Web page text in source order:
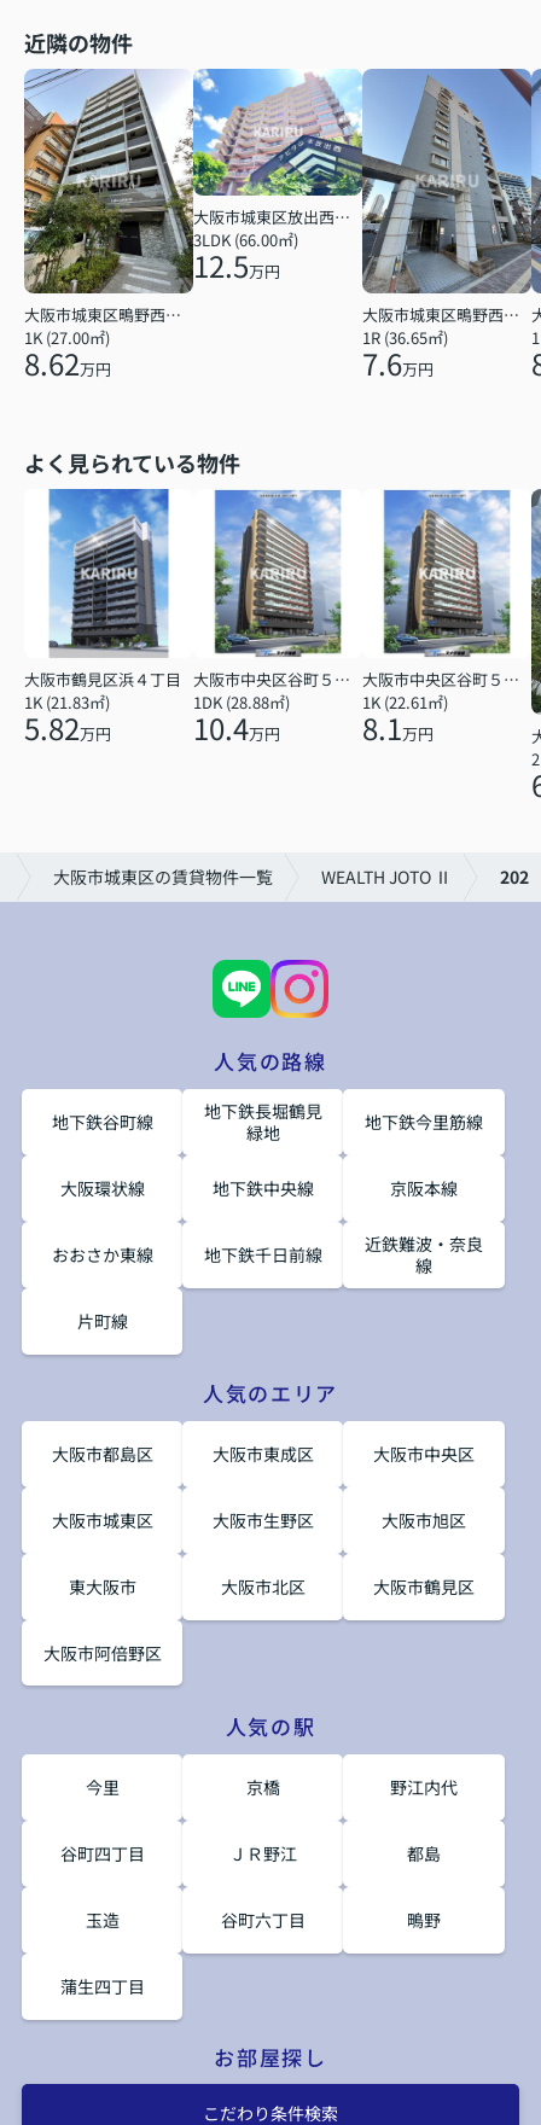
近隣の物件
大阪市城東区鴫野西２丁目
1K (27.00㎡)
8.62万円
大阪市城東区放出西２丁目
3LDK (66.00㎡)
12.5万円
大阪市城東区鴫野西２丁目
1R (36.65㎡)
7.6万円
よく見られている物件
大阪市鶴見区浜４丁目
1K (21.83㎡)
5.82万円
大阪市中央区谷町５丁目
1DK (28.88㎡)
10.4万円
大阪市中央区谷町５丁目
1K (22.61㎡)
8.1万円
大阪市城東区の賃貸物件一覧 WEALTH JOTO Ⅱ 202
人気の路線
地下鉄谷町線
地下鉄長堀鶴見
緑地
地下鉄今里筋線
大阪環状線 地下鉄中央線 京阪本線
おおさか東線 地下鉄千日前線
近鉄難波・奈良
線
片町線
人気のエリア
大阪市都島区 大阪市東成区 大阪市中央区
大阪市城東区 大阪市生野区 大阪市旭区
東大阪市 大阪市北区 大阪市鶴見区
大阪市阿倍野区
人気の駅
今里 京橋 野江内代
谷町四丁目 ＪＲ野江 都島
玉造 谷町六丁目 鴫野
蒲生四丁目
お部屋探し
こだわり条件検索